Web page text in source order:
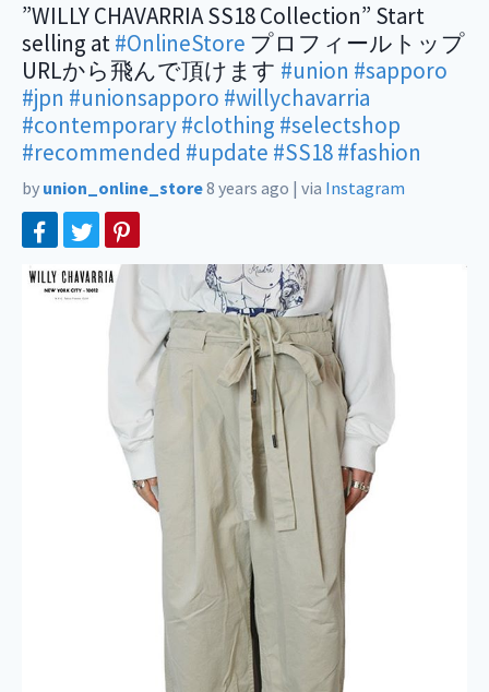
”WILLY CHAVARRIA SS18 Collection” Start
selling at#OnlineStore プロフィールトップ
URLから飛んで頂けます #union #sapporo
#jpn #unionsapporo #willychavarria
#contemporary#clothing #selectshop
#recommended #update #SS18#fashion
by union_online_store8 years ago | via Instagram